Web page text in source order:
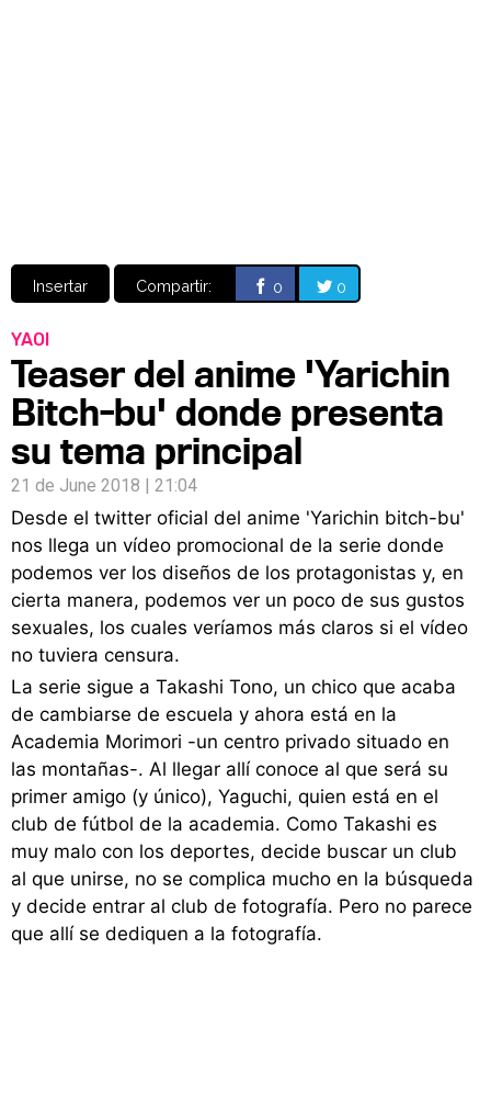
Insertar Compartir: 0 0
YAOI
Teaser del anime 'Yarichin
Bitch-bu' donde presenta
su tema principal
21 de June 2018 | 21:04
Desde el twitter oficial del anime 'Yarichin bitch-bu'
nos llega un vídeo promocional de la serie donde
podemos ver los diseños de los protagonistas y, en
cierta manera, podemos ver un poco de sus gustos
sexuales, los cuales veríamos más claros si el vídeo
no tuviera censura.
La serie sigue a Takashi Tono, un chico que acaba
de cambiarse de escuela y ahora está en la
Academia Morimori -un centro privado situado en
las montañas-. Al llegar allí conoce al que será su
primer amigo (y único), Yaguchi, quien está en el
club de fútbol de la academia. Como Takashi es
muy malo con los deportes, decide buscar un club
al que unirse, no se complica mucho en la búsqueda
y decide entrar al club de fotografía. Pero no parece
que allí se dediquen a la fotografía.